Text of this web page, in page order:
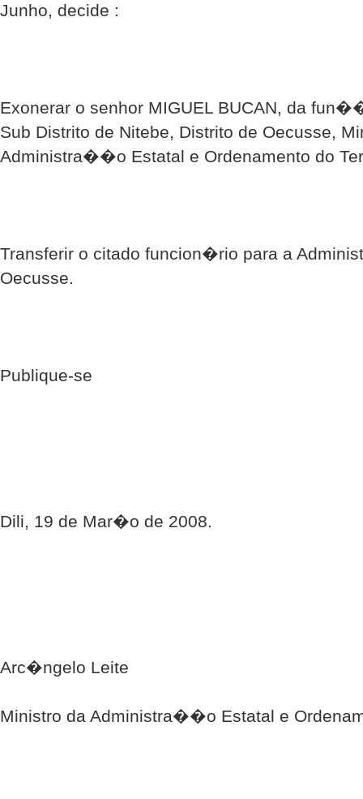
Junho, decide :
Exonerar o senhor MIGUEL BUCAN, da
Sub Distrito de Nitebe, Distrito de Oecusse,
Administra��o Estatal e Ordenamento do
Transferir o citado funcion�rio para a
Oecusse.
Publique-se
Dili, 19 de Mar�o de 2008.
Arc�ngelo Leite
Ministro da Administra��o Estatal e